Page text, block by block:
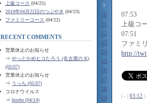
上級コース (04/25)
2019年04月22日のつぶやき (04/23)
ファミリーコース (04/22)
RECENT COMMENTS
営業休止のお知らせ
⇒やっとかめヒコたろう (名古屋の K)
(05/07)
営業休止のお知らせ
⇒ うっち (05/07)
コロナウイルス
⇒hirobe (04/14)
9
10
11
12
13
14
15
16
17
18
19
07:53
上級コ
07:51
ファミ
http://
| - |03:12 |